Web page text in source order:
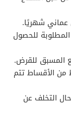
للحصول
المسبق للقرض.
الأقساط تتم
التخلف عن